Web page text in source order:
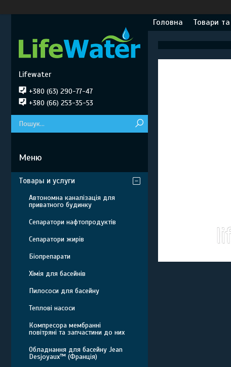
Головна Товари
Lifewater
+380 (63) 290-77-47
+380 (66) 253-35-53
Товары и услуги
Автономна каналізація для
приватного будинку
Сепаратори нафтопродуктів
Сепаратори жирів
Біопрепарати
Хімія для басейнів
Пилососи для басейну
Теплові насоси
Компресора мембранні
повітряні та запчастини до них
Обладнання для басейну Jean
Desjoyaux™ (Франція)